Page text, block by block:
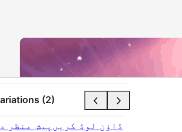
(2)
پیش منظر ڈاؤن لوڈ کریں